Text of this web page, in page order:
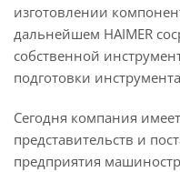
изготовлении
дальнейшем HAIMER
собственной
подготовки
Сегодня компания
представительств и
предприятия